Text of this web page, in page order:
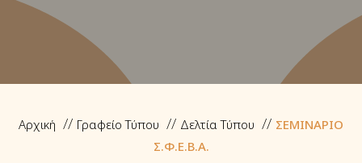
Αρχική Γραφείο Τύπου Δελτία Τύπου
ΣΕΜΙΝΑΡΙΟ
Σ.Φ.Ε.Β.Α.